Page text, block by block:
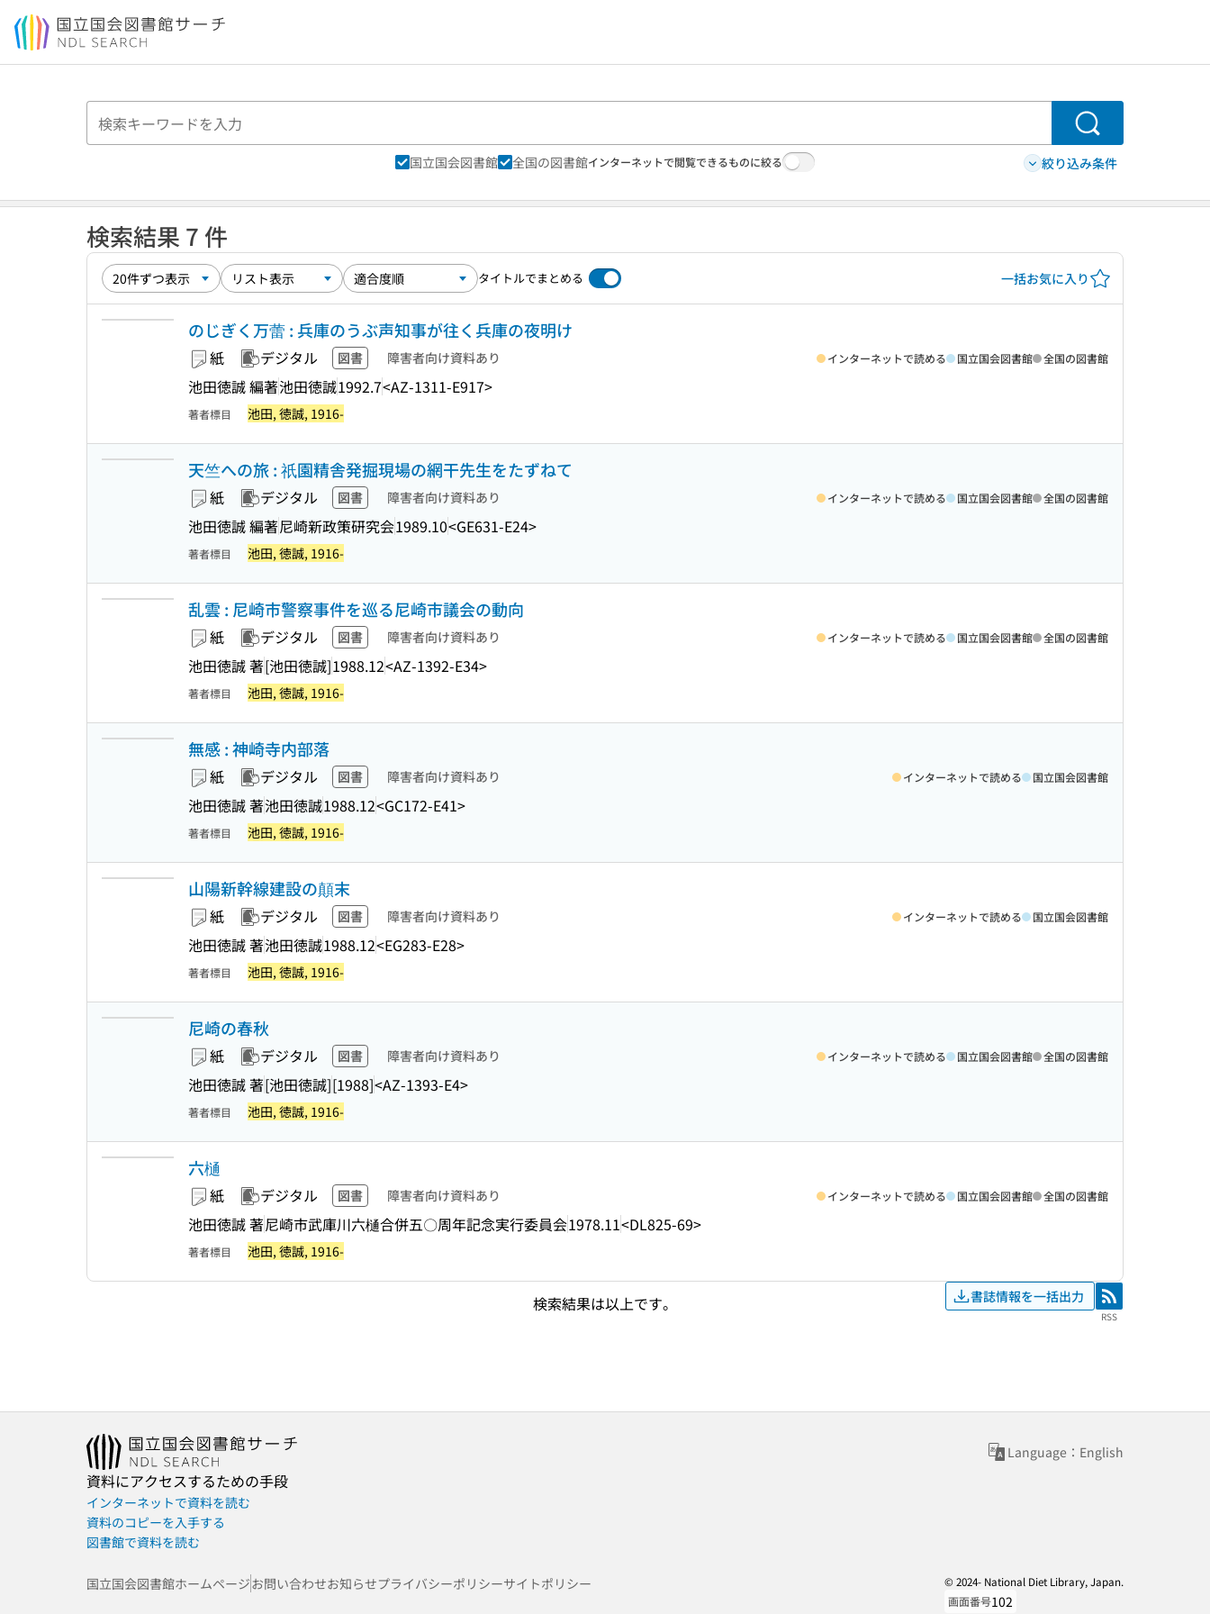
本文へ移動
検索
国立国会図書館 全国の図書館インターネットで閲覧できるものに絞る 絞り込み条件
検索結果 7 件
タイトルでまとめる 一括お気に入り
のじぎく万蕾 : 兵庫のうぶ声知事が往く兵庫の夜明け
紙 デジタル 図書 障害者向け資料あり
池田徳誠 編著池田徳誠1992.7<AZ-1311-E917>
インターネットで読める 国立国会図書館 全国の図書館
著者標目 池田, 徳誠, 1916-
天竺への旅 : 祇園精舎発掘現場の網干先生をたずねて
紙 デジタル 図書 障害者向け資料あり
池田徳誠 編著尼崎新政策研究会1989.10<GE631-E24>
インターネットで読める 国立国会図書館 全国の図書館
著者標目 池田, 徳誠, 1916-
乱雲 : 尼崎市警察事件を巡る尼崎市議会の動向
紙 デジタル 図書 障害者向け資料あり
池田徳誠 著[池田徳誠]1988.12<AZ-1392-E34>
インターネットで読める 国立国会図書館 全国の図書館
著者標目 池田, 徳誠, 1916-
無感 : 神崎寺内部落
紙 デジタル 図書 障害者向け資料あり
池田徳誠 著池田徳誠1988.12<GC172-E41>
インターネットで読める 国立国会図書館
著者標目 池田, 徳誠, 1916-
山陽新幹線建設の顛末
紙 デジタル 図書 障害者向け資料あり
池田徳誠 著池田徳誠1988.12<EG283-E28>
インターネットで読める 国立国会図書館
著者標目 池田, 徳誠, 1916-
尼崎の春秋
紙 デジタル 図書 障害者向け資料あり
池田徳誠 著[池田徳誠][1988]<AZ-1393-E4>
インターネットで読める 国立国会図書館 全国の図書館
著者標目 池田, 徳誠, 1916-
六樋
紙 デジタル 図書 障害者向け資料あり
池田徳誠 著尼崎市武庫川六樋合併五〇周年記念実行委員会1978.11<DL825-69>
インターネットで読める 国立国会図書館 全国の図書館
著者標目 池田, 徳誠, 1916-
検索結果は以上です。 書誌情報を一括出力 RSS
RSS
Language：English
資料にアクセスするための手段
インターネットで資料を読む
資料のコピーを入手する
図書館で資料を読む
国立国会図書館ホームページお問い合わせお知らせプライバシーポリシーサイトポリシー
© 2024- National Diet Library, Japan.
画面番号102